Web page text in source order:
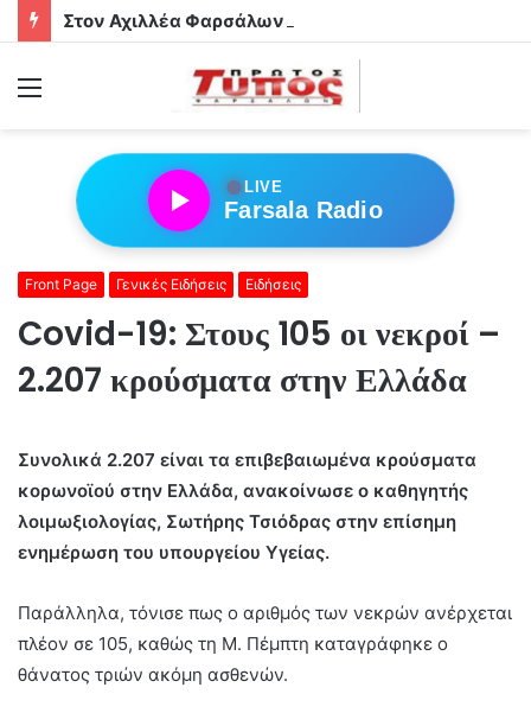
Στον Αχιλλέα Φαρσάλων τα αδέρφια Φούσα!
Menu
●LIVE
Farsala Radio
Front Page Γενικές Ειδήσεις Ειδήσεις
Covid-19: Στους 105 οι νεκροί –
2.207 κρούσματα στην Ελλάδα
Συνολικά 2.207 είναι τα επιβεβαιωμένα κρούσματα
κορωνοϊού στην Ελλάδα, ανακοίνωσε ο καθηγητής
λοιμωξιολογίας, Σωτήρης Τσιόδρας στην επίσημη
ενημέρωση του υπουργείου Υγείας.
Παράλληλα, τόνισε πως ο αριθμός των νεκρών ανέρχεται
πλέον σε 105, καθώς τη Μ. Πέμπτη καταγράφηκε ο
θάνατος τριών ακόμη ασθενών.